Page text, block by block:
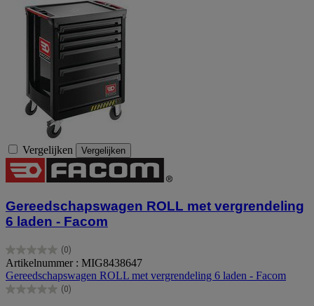
Vergelijken Vergelijken
Gereedschapswagen ROLL met vergrendeling
6 laden - Facom
(0)
0.0
van
de
5
Artikelnummer : MIG8438647
Gereedschapswagen ROLL met vergrendeling 6 laden - Facom
(0)
0.0